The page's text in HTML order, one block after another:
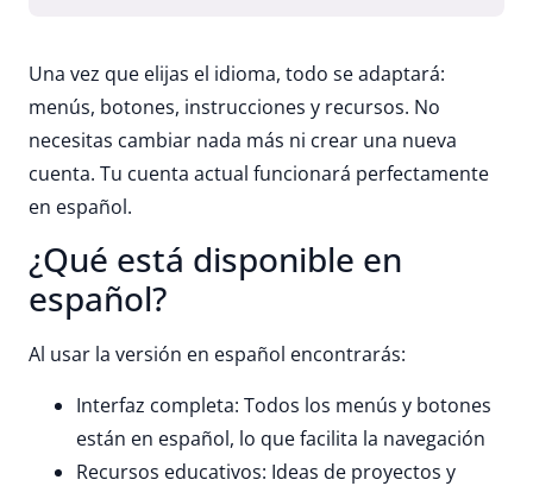
Una vez que elijas el idioma, todo se adaptará:
menús, botones, instrucciones y recursos. No
necesitas cambiar nada más ni crear una nueva
cuenta. Tu cuenta actual funcionará perfectamente
en español.
¿Qué está disponible en
español?
Al usar la versión en español encontrarás:
Interfaz completa: Todos los menús y botones
están en español, lo que facilita la navegación
Recursos educativos: Ideas de proyectos y